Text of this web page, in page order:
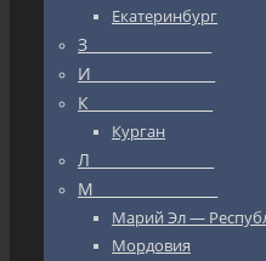
Екатеринбург
З_________________
И_________________
К_________________
Курган
Л_________________
М_________________
Марий Эл —
Мордовия